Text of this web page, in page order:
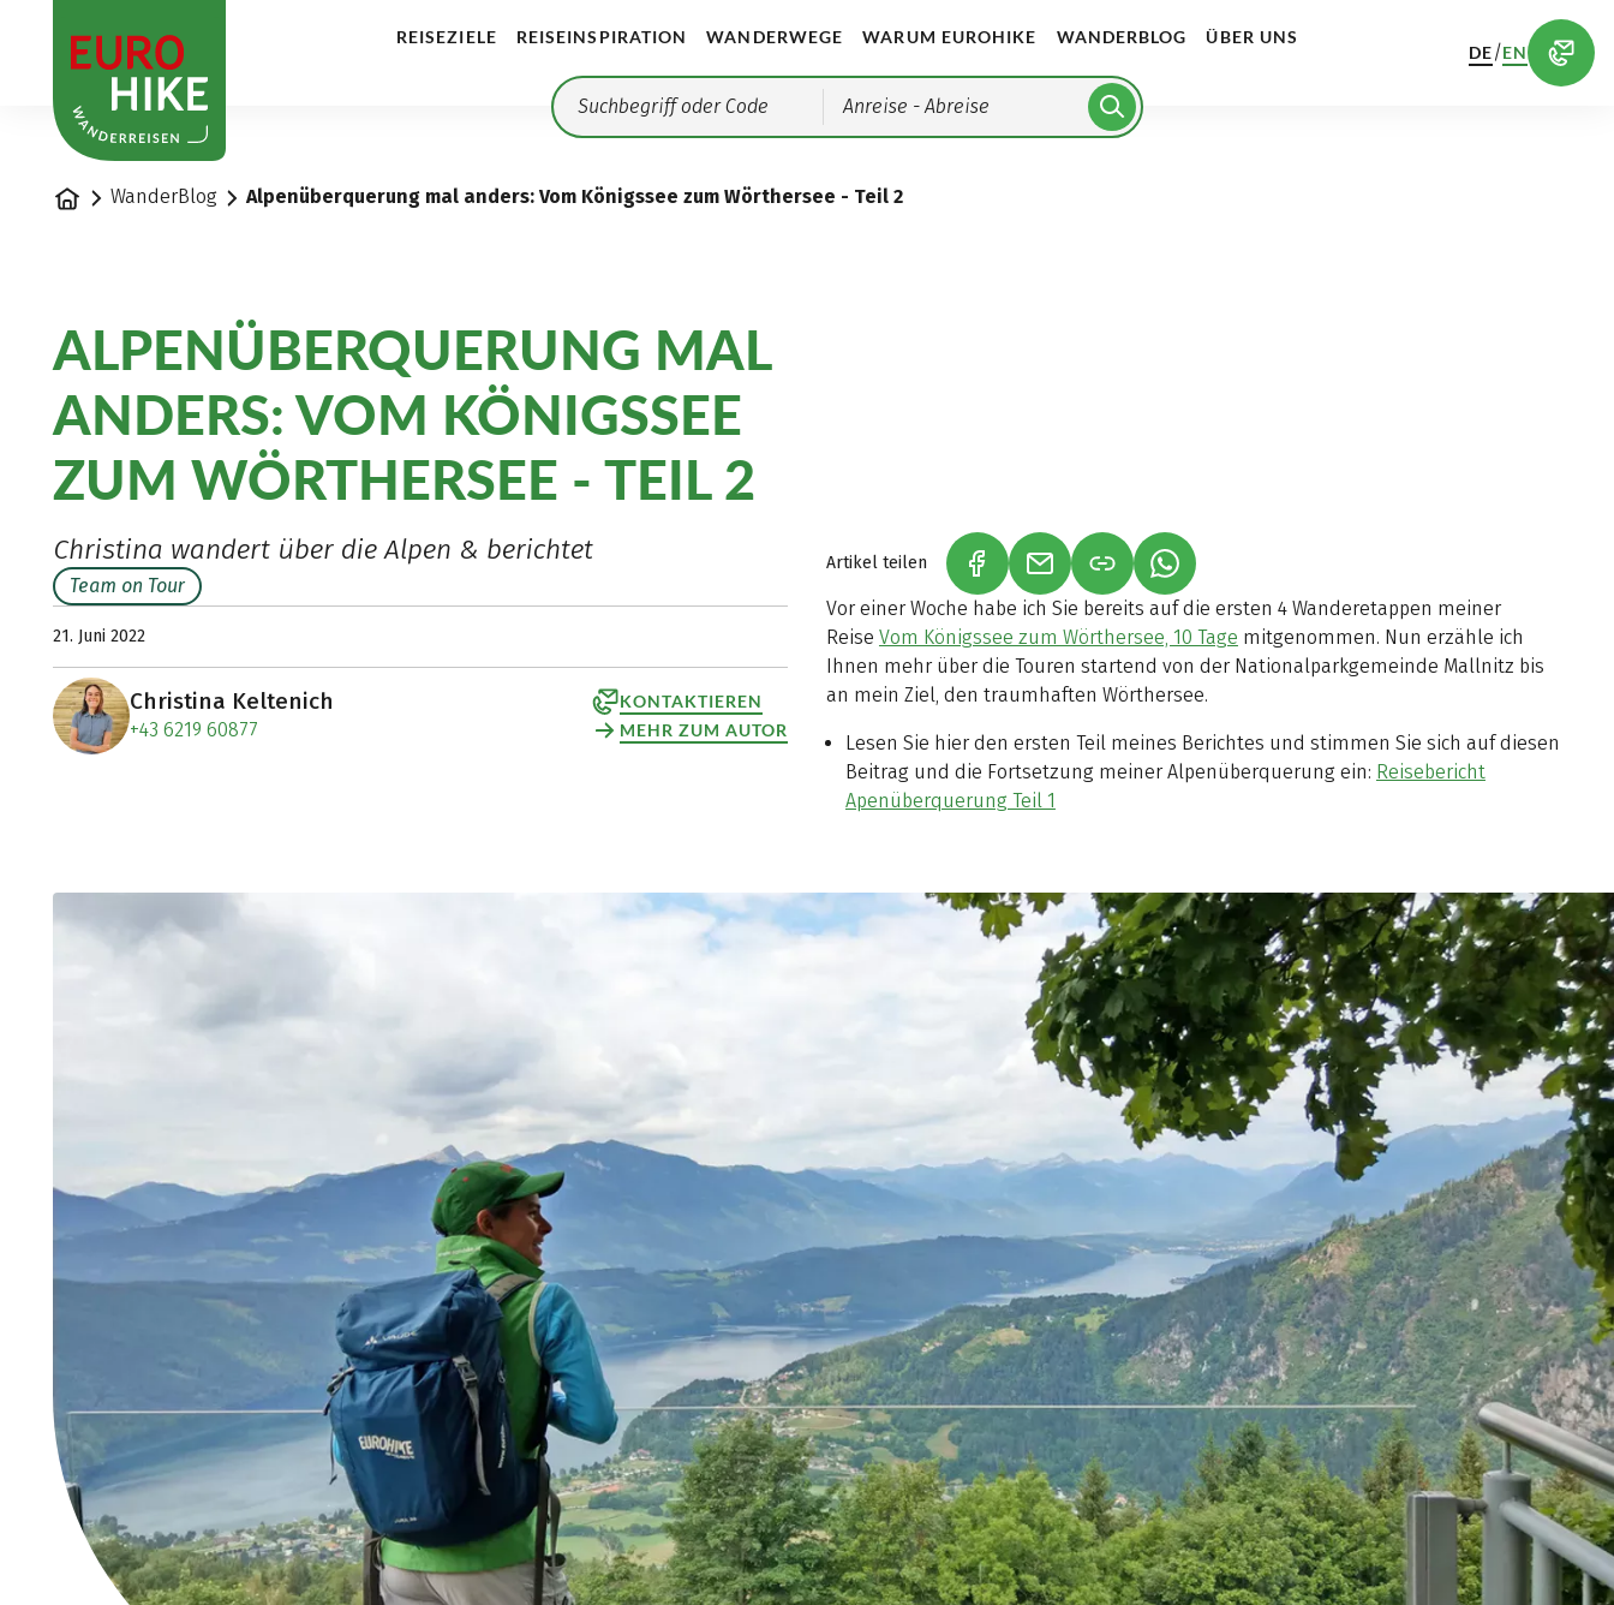
REISEZIELE REISEINSPIRATION WANDERWEGE WARUM EUROHIKE WANDERBLOG ÜBER UNS
Anreise - Abreise
DE/EN
StartseiteWanderBlog Alpenüberquerung mal anders: Vom Königssee zum Wörthersee - Teil 2
ALPENÜBERQUERUNG MAL
ANDERS: VOM KÖNIGSSEE
ZUM WÖRTHERSEE - TEIL 2
Christina wandert über die Alpen & berichtet
Team on Tour
21. Juni 2022
Christina Keltenich
+43 6219 60877
KONTAKTIEREN
MEHR ZUM AUTOR
Artikel teilen (LINK ÖFFNET IN NEUEM TAB)
(LINK ÖFFNET IN NEUEM TAB)
(LINK ÖFFNET IN NEUEM TAB)
Vor einer Woche habe ich Sie bereits auf die ersten 4 Wanderetappen meiner
Reise Vom Königssee zum Wörthersee, 10 Tage mitgenommen. Nun erzähle ich
Ihnen mehr über die Touren startend von der Nationalparkgemeinde Mallnitz bis
an mein Ziel, den traumhaften Wörthersee.
Lesen Sie hier den ersten Teil meines Berichtes und stimmen Sie sich auf diesen
Beitrag und die Fortsetzung meiner Alpenüberquerung ein: Reisebericht
Apenüberquerung Teil 1